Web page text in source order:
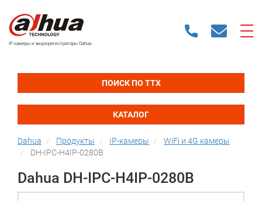
IP камеры и видеорегистраторы Dahua
ПОИСК ПО ТТХ
КАТАЛОГ
Dahua Продукты IP-камеры
WiFi и 4G камеры
DH-IPC-H4IP-0280B
Dahua DH-IPC-H4IP-0280B